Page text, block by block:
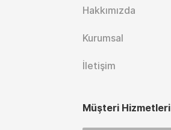
Hakkımızda
Kurumsal
İletişim
Müşteri Hizmetleri